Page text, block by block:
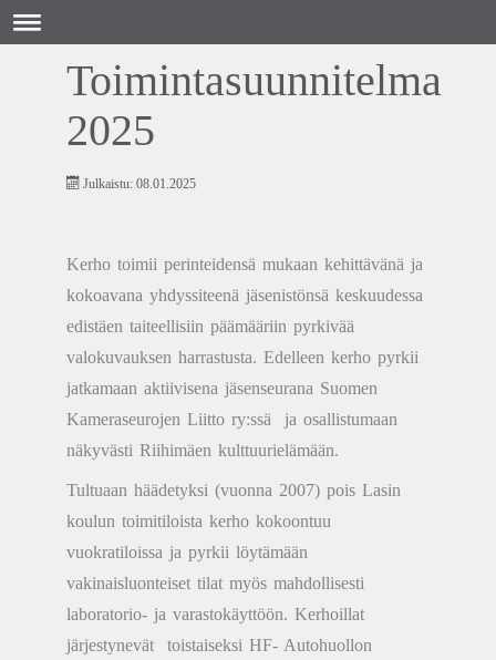
Toimintasuunnitelma
2025
Julkaistu: 08.01.2025
Kerho toimii perinteidensä mukaan kehittävänä ja
kokoavana yhdyssiteenä jäsenistönsä keskuudessa
edistäen taiteellisiin päämääriin pyrkivää
valokuvauksen harrastusta. Edelleen kerho pyrkii
jatkamaan aktiivisena jäsenseurana Suomen
Kameraseurojen Liitto ry:ssä ja osallistumaan
näkyvästi Riihimäen kulttuurielämään.
Tultuaan häädetyksi (vuonna 2007) pois Lasin
koulun toimitiloista kerho kokoontuu
vuokratiloissa ja pyrkii löytämään
vakinaisluonteiset tilat myös mahdollisesti
laboratorio- ja varastokäyttöön. Kerhoillat
järjestynevät toistaiseksi HF- Autohuollon